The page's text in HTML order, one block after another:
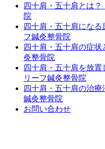
四十肩・五十肩とは
院
四十肩・五十肩にな
フ鍼灸整骨院
四十肩・五十肩の症
灸整骨院
四十肩・五十肩を放
リーフ鍼灸整骨院
四十肩・五十肩の治
鍼灸整骨院
お問い合わせ